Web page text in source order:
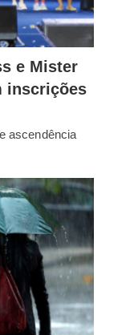
e Mister
inscrições
ascendência